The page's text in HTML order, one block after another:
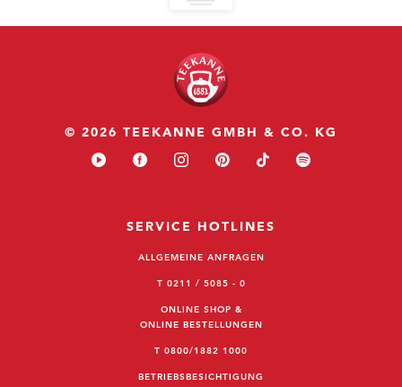
© 2026 TEEKANNE GMBH & CO. KG
SERVICE HOTLINES
ALLGEMEINE ANFRAGEN
T 0211 / 5085 - 0
ONLINE SHOP &
ONLINE BESTELLUNGEN
T 0800/1882 1000
BETRIEBSBESICHTIGUNG